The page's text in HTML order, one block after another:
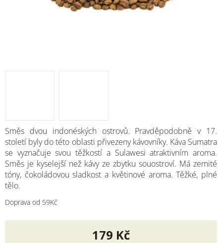
Směs dvou indonéských ostrovů. Pravděpodobně v 17.
století byly do této oblasti přivezeny kávovníky. Káva Sumatra
se vyznačuje svou těžkostí a Sulawesi atraktivním aroma.
Směs je kyselejší než kávy ze zbytku souostroví. Má zemité
tóny, čokoládovou sladkost a květinové aroma. Těžké, plné
tělo.
Doprava od 59Kč
179 Kč